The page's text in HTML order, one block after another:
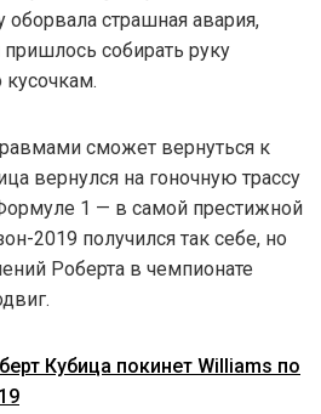
страшная авария,
собирать руку
сможет вернуться к
вернулся на гоночную трассу
1 — в самой престижной
2019 получился так себе, но
Роберта в чемпионате
Кубица покинет Williams по